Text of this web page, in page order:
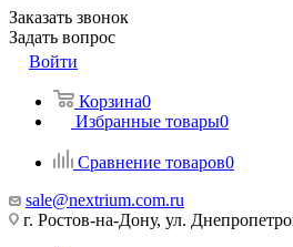
Заказать звонок
Задать вопрос
Войти
Корзина0
Избранные товары0
Сравнение товаров0
sale@nextrium.com.ru
г. Ростов-на-Дону, ул.